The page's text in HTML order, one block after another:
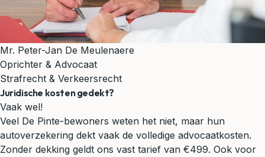
Mr. Peter-Jan De Meulenaere
Oprichter & Advocaat
Strafrecht & Verkeersrecht
Juridische kosten gedekt?
Vaak wel!
Veel De Pinte-bewoners weten het niet, maar hun
autoverzekering dekt vaak de volledige advocaatkosten.
Zonder dekking geldt ons vast tarief van €499. Ook voor